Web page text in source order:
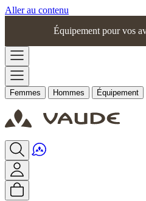
Aller au contenu
Équipement pour vos
Femmes Hommes Équipement